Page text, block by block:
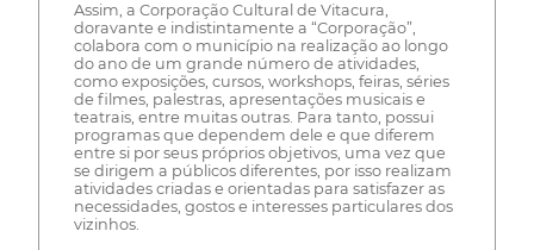
Assim, a Corporação Cultural de Vitacura,
doravante e indistintamente a “Corporação”,
colabora com o município na realização ao longo
do ano de um grande número de atividades,
como exposições, cursos, workshops, feiras, séries
de filmes, palestras, apresentações musicais e
teatrais, entre muitas outras. Para tanto, possui
programas que dependem dele e que diferem
entre si por seus próprios objetivos, uma vez que
se dirigem a públicos diferentes, por isso realizam
atividades criadas e orientadas para satisfazer as
necessidades, gostos e interesses particulares dos
vizinhos.